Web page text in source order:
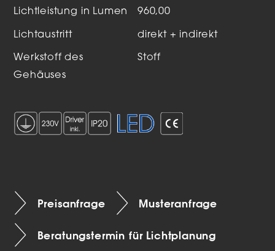
Lichtleistung in Lumen 960,00
Lichtaustritt direkt + indirekt
Werkstoff des
Gehäuses
Stoff
Preisanfrage Musteranfrage
Beratungstermin für Lichtplanung